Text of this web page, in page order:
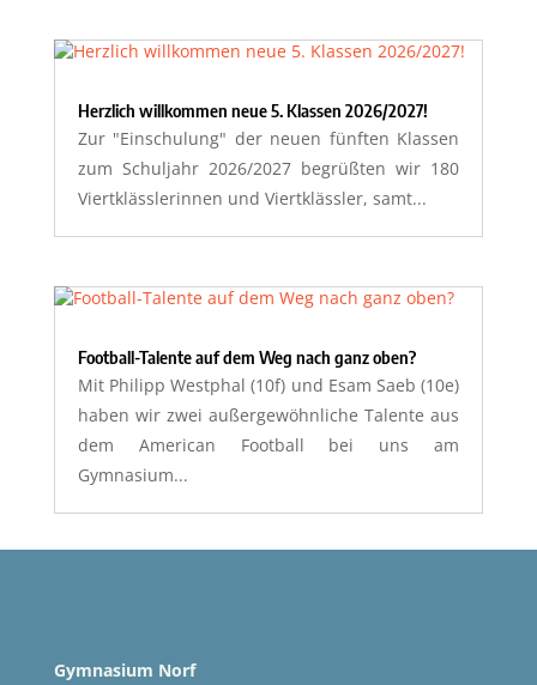
Herzlich willkommen neue 5. Klassen 2026/2027!
Zur "Einschulung" der neuen fünften Klassen
zum Schuljahr 2026/2027 begrüßten wir 180
Viertklässlerinnen und Viertklässler, samt...
Football-Talente auf dem Weg nach ganz oben?
Mit Philipp Westphal (10f) und Esam Saeb (10e)
haben wir zwei außergewöhnliche Talente aus
dem American Football bei uns am
Gymnasium...
Gymnasium Norf